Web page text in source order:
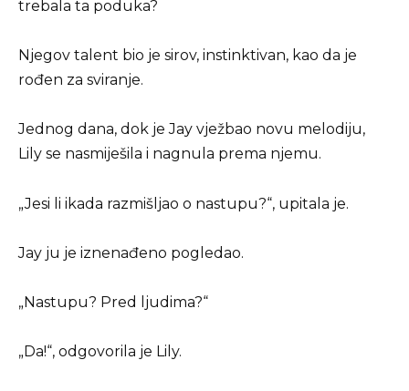
trebala ta poduka?
Njegov talent bio je sirov, instinktivan, kao da je
rođen za sviranje.
Jednog dana, dok je Jay vježbao novu melodiju,
Lily se nasmiješila i nagnula prema njemu.
„Jesi li ikada razmišljao o nastupu?“, upitala je.
Jay ju je iznenađeno pogledao.
„Nastupu? Pred ljudima?“
„Da!“, odgovorila je Lily.